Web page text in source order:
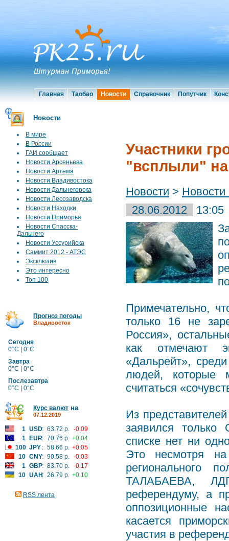
Главная Таобао Новости Справочник Попутчик
Новости
В мире
В России
ГАИ сообщает
Новости Арсеньева
Новости Артема
Новости Владивостока
Новости Дальнегорска
Новости Лесозаводска
Новости Находки
Новости Приморья
Новости Спасска-
Дальнего
Новости Уссурийска
Саммит 2012 - АТЭС
Эксклюзив
Это интересно
Топ 100
Прогноз погоды
Владивосток
Сегодня
0°C | 0°C
Завтра
0°C | 0°C
Послезавтра
0°C | 0°C
Курс валют на
07.12.2019
1 USD: 63.72 р. -0.09
1
EUR: 70.76 р. +0.04
100 JPY : 58.66 р. +0.05
10 CNY: 90.58 р. -0.03
1 GBP: 83.70 р. -0.17
10 UAH: 26.79 р. +0.10
RSS лента
Участники
"всплыли"
Новости >
28.06.2012
13:05
Примечательно,
только 16 не
Россия»,
как отмечают
«Дальрейт»,
людей, которые
считаться
Из
заявился
списке нет ни
Это несмотря
регионального
ТАЛАБАЕВА,
референдуму, а
оппозиционные
касается
участия в